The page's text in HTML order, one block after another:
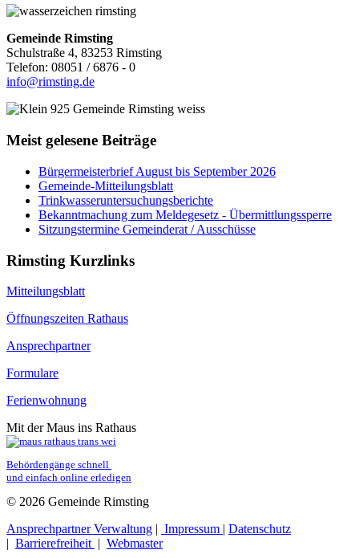
Gemeinde Rimsting
Schulstraße 4, 83253 Rimsting
Telefon: 08051 / 6876 - 0
info@rimsting.de
Meist gelesene Beiträge
Bürgermeisterbrief August bis September 2026
Gemeinde-Mitteilungsblatt
Trinkwasseruntersuchungsberichte
Bekanntmachung zum Meldegesetz - Übermittlungssperre
Sitzungstermine Gemeinderat / Ausschüsse
Rimsting Kurzlinks
Mitteilungsblatt
Öffnungszeiten Rathaus
Ansprechpartner
Formulare
Ferienwohnung
Mit der Maus ins Rathaus
Behördengänge schnell
und einfach online erledigen
© 2026 Gemeinde Rimsting
Ansprechpartner Verwaltung | Impressum | Datenschutz
| Barrierefreiheit | Webmaster